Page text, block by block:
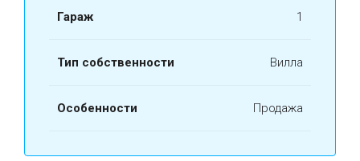
Гараж 1
Тип собственности Вилла
Особенности Продажа